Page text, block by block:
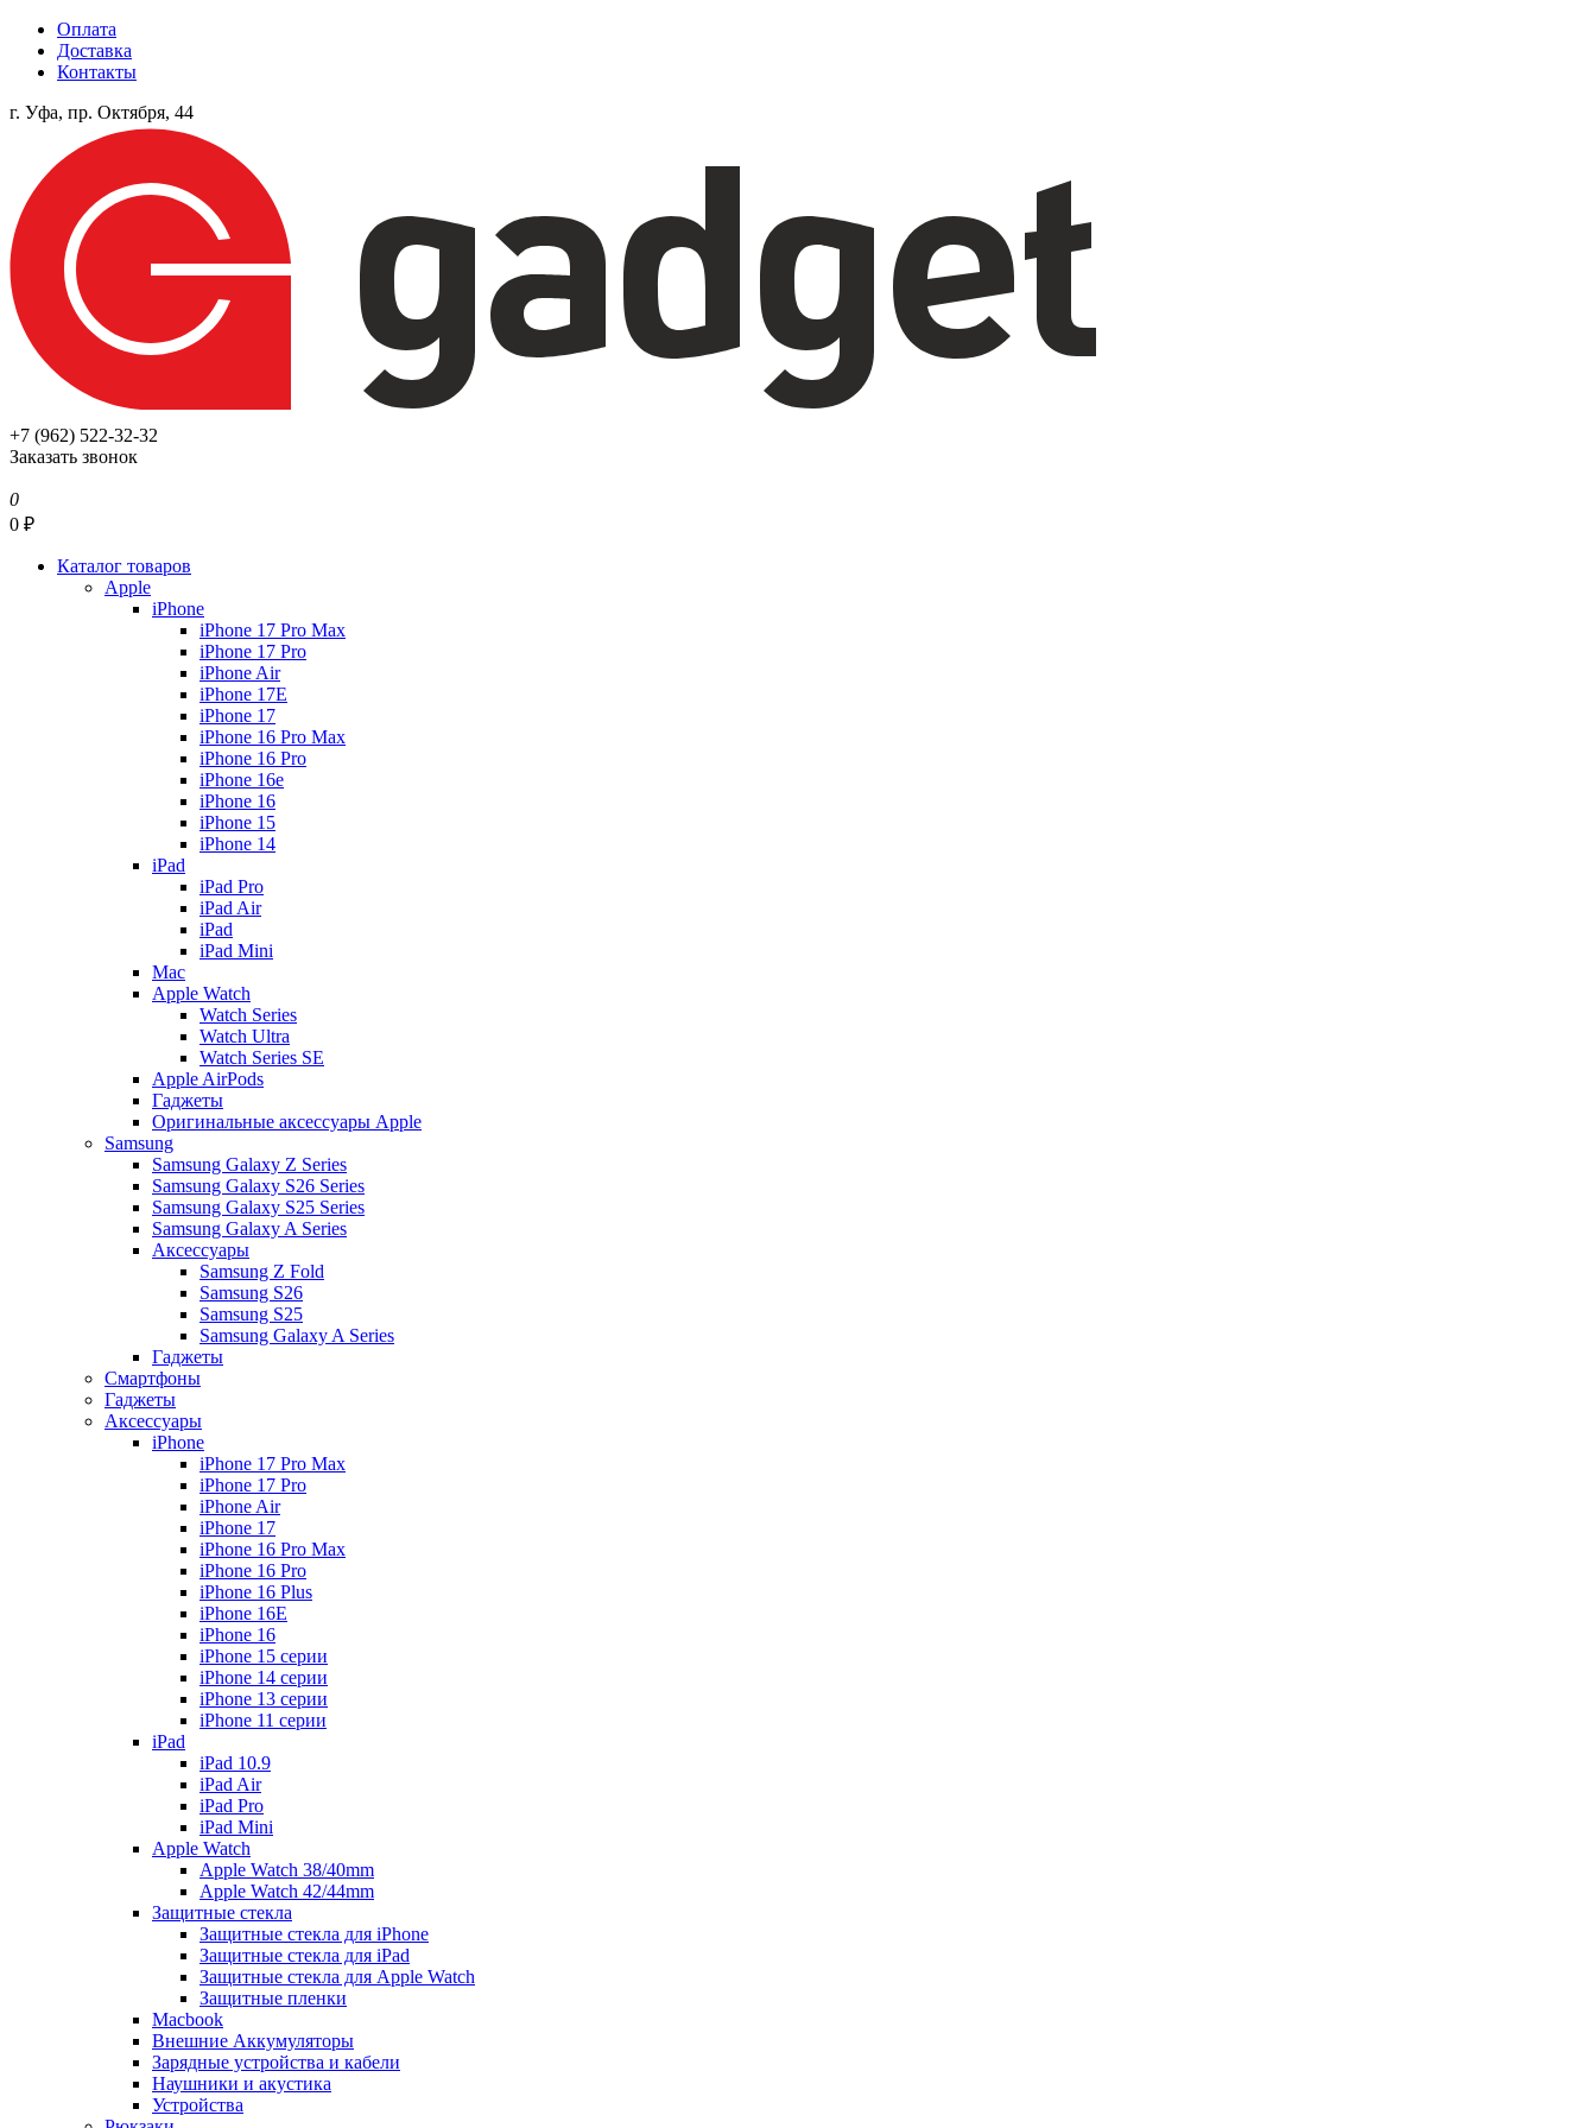
Оплата
Доставка
Контакты
г. Уфа, пр. Октября, 44
+7 (962) 522-32-32
Заказать звонок
0
0 ₽
Каталог товаров
Apple
iPhone
iPhone 17 Pro Max
iPhone 17 Pro
iPhone Air
iPhone 17E
iPhone 17
iPhone 16 Pro Max
iPhone 16 Pro
iPhone 16e
iPhone 16
iPhone 15
iPhone 14
iPad
iPad Pro
iPad Air
iPad
iPad Mini
Mac
Apple Watch
Watch Series
Watch Ultra
Watch Series SE
Apple AirPods
Гаджеты
Оригинальные аксессуары Apple
Samsung
Samsung Galaxy Z Series
Samsung Galaxy S26 Series
Samsung Galaxy S25 Series
Samsung Galaxy A Series
Аксессуары
Samsung Z Fold
Samsung S26
Samsung S25
Samsung Galaxy A Series
Гаджеты
Смартфоны
Гаджеты
Аксессуары
iPhone
iPhone 17 Pro Max
iPhone 17 Pro
iPhone Air
iPhone 17
iPhone 16 Pro Max
iPhone 16 Pro
iPhone 16 Plus
iPhone 16E
iPhone 16
iPhone 15 серии
iPhone 14 серии
iPhone 13 серии
iPhone 11 серии
iPad
iPad 10.9
iPad Air
iPad Pro
iPad Mini
Apple Watch
Apple Watch 38/40mm
Apple Watch 42/44mm
Защитные стекла
Защитные стекла для iPhone
Защитные стекла для iPad
Защитные стекла для Apple Watch
Защитные пленки
Macbook
Внешние Аккумуляторы
Зарядные устройства и кабели
Наушники и акустика
Устройства